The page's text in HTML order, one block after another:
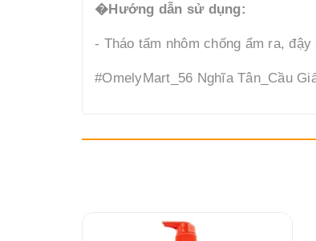
�Hướng dẫn sử dụng:
- Tháo tấm nhôm chống ẩm ra,
#OmelyMart_56 Nghĩa Tân_Cầu